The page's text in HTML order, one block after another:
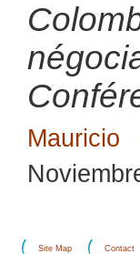
Site Map Contact